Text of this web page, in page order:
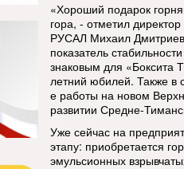
«Хороший подарок
гора, - отметил
РУСАЛ Михаил
показатель
знаковым для «Боксита
летний юбилей. Также в
е работы на новом
развитии Средне-
Уже сейчас на
этапу: приобретается
эмульсионных